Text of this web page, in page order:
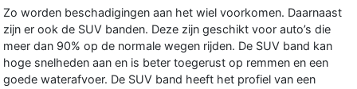
Zo worden beschadigingen aan het wiel voorkomen. Daarnaast
zijn er ook de SUV banden. Deze zijn geschikt voor auto’s die
meer dan 90% op de normale wegen rijden. De SUV band kan
hoge snelheden aan en is beter toegerust op remmen en een
goede waterafvoer. De SUV band heeft het profiel van een